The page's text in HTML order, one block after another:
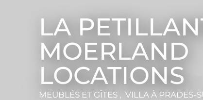
LA
MOERLAND
LOCATIONS
MEUBLÉS ET GÎTES , VILLA À PRADES-